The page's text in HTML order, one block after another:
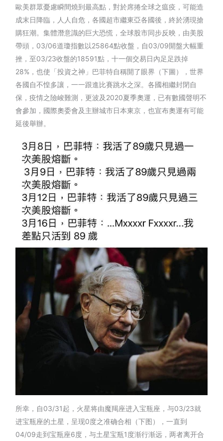
歐美群眾憂慮瞬間燒到最高點，對於席捲全球之瘟疫，可能造
成末日降臨，人人自危，各國超市繼東亞各國後，終於湧現搶
購狂潮。集體潛意識的巨大恐慌，全球股市同步反映，由美股
帶頭，03/06道瓊指數以25864點收盤，自03/09開盤大幅重
挫，至03/23收盤的18591點，十一個交易日內足足跌掉
28%，也使「投資之神」巴菲特自稱開了眼界（下圖），世界
各國自不惶多讓，一一跟進比賽跳水之深。各國相繼封閉自
保，疫情之險峻難測，更波及2020夏季奧運，已有數國聲明不
會參加，國際奧委會及主辦城市日本東京，也宣布奧運有可能
延後舉辦。
所幸，自03/31起，火星将由魔羯座进入宝瓶座，与03/23就
进宝瓶座的土星，呈现0度之准确合相（下图），一直到
04/09走到宝瓶座6度，与土星宝瓶1度渐行渐远，两者离开合